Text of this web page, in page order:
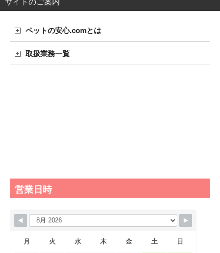
サイトのご案内
ペットの安心.comとは
取扱業務一覧
営業日時
月 火 水 木 金 土 日